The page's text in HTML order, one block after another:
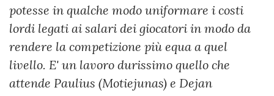
potesse in qualche modo uniformare i costi
lordi legati ai salari dei giocatori in modo da
rendere la competizione più equa a quel
livello. E' un lavoro durissimo quello che
attende Paulius (Motiejunas) e Dejan